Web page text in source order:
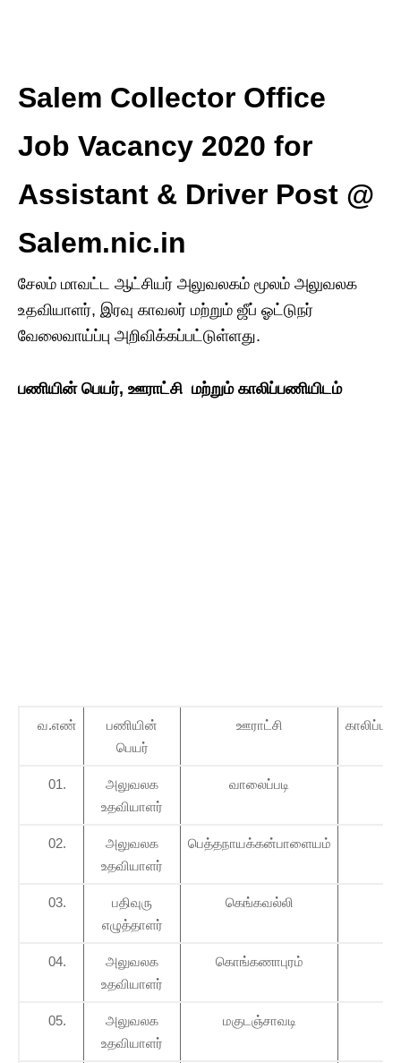
Salem Collector Office
Job Vacancy 2020 for
Assistant & Driver Post @
Salem.nic.in
சேலம் மாவட்ட ஆட்சியர் அலுவலகம் மூலம் அலுவலக
உதவியாளர், இரவு காவலர் மற்றும் ஜீப் ஓட்டுநர்
வேலைவாய்ப்பு அறிவிக்கப்பட்டுள்ளது.
பணியின் பெயர், ஊராட்சி மற்றும் காலிப்பணியிடம்
வ.எண்
பணியின்
பெயர்
ஊராட்சி
01.
அலுவலக
உதவியாளர்
வாலைப்படி
02.
அலுவலக
உதவியாளர்
பெத்தநாயக்கன்பாளையம்
03.
பதிவுரு
எழுத்தாளர்
கெங்கவல்லி
04.
அலுவலக
உதவியாளர்
கொங்கணாபுரம்
05.
அலுவலக
உதவியாளர்
மகுடஞ்சாவடி